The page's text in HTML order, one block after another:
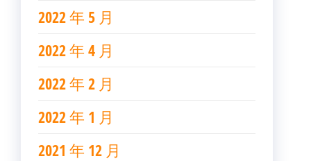
2022 年 5 月
2022 年 4 月
2022 年 2 月
2022 年 1 月
2021 年 12 月